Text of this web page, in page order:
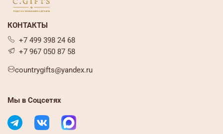
КОНТАКТЫ
+7 499 398 24 68
+7 967 050 87 58
countrygifts@yandex.ru
Мы в Соцсетях